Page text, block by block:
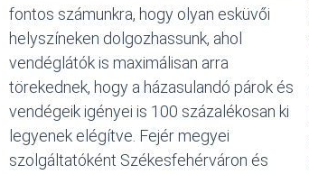
fontos számunkra, hogy olyan esküvői
helyszíneken dolgozhassunk, ahol
vendéglátók is maximálisan arra
törekednek, hogy a házasulandó párok és
vendégeik igényei is 100 százalékosan ki
legyenek elégítve. Fejér megyei
szolgáltatóként Székesfehérváron és